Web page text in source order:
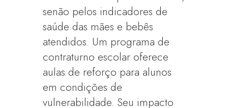
senão pelos indicadores de
saúde das mães e bebês
atendidos. Um programa de
contraturno escolar oferece
aulas de reforço para alunos
em condições de
vulnerabilidade. Seu impacto